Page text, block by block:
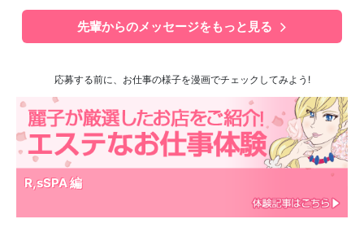
先輩からのメッセージをもっと見る
応募する前に、お仕事の様子を漫画でチェックしてみよう!
R,sSPA 編